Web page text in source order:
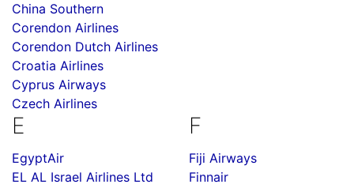
China Southern
Corendon Airlines
Corendon Dutch Airlines
Croatia Airlines
Cyprus Airways
Czech Airlines
E
EgyptAir
EL AL Israel Airlines Ltd
F
Fiji Airways
Finnair